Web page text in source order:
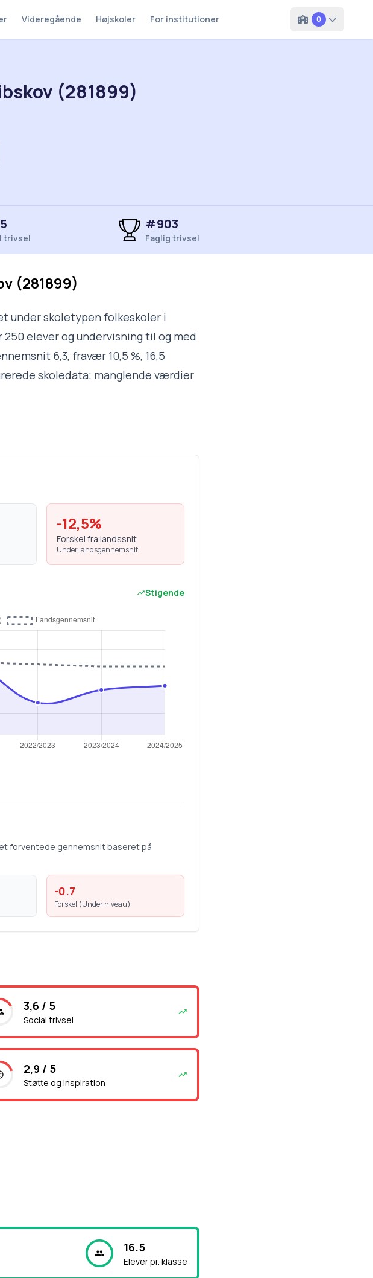
Videregående Højskoler For institutioner 0
(281899)
trivsel
#903
Faglig trivsel
(281899)
under skoletypen folkeskoler i
elever og undervisning til og med
6,3, fravær 10,5 %, 16,5
skoledata; manglende værdier
-12,5%
Forskel fra landssnit
Under landsgennemsnit
Stigende
forventede gennemsnit baseret på
-0.7
Forskel (Under niveau)
3,6 / 5
Social trivsel
2,9 / 5
Støtte og inspiration
16.5
Elever pr. klasse